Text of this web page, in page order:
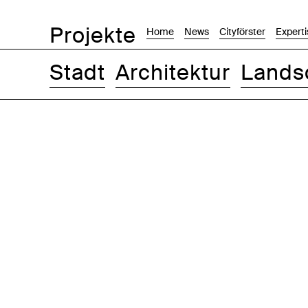
Projekte Home News Cityförster
Stadt Architektur